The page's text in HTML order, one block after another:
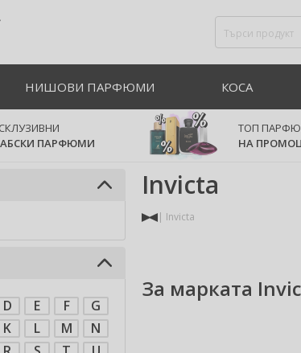
НИШОВИ ПАРФЮМИ КОСА
ПАРФЮМИ
ТОП
НА
Invicta
Invicta
За марката
D E F
G
K L M
N